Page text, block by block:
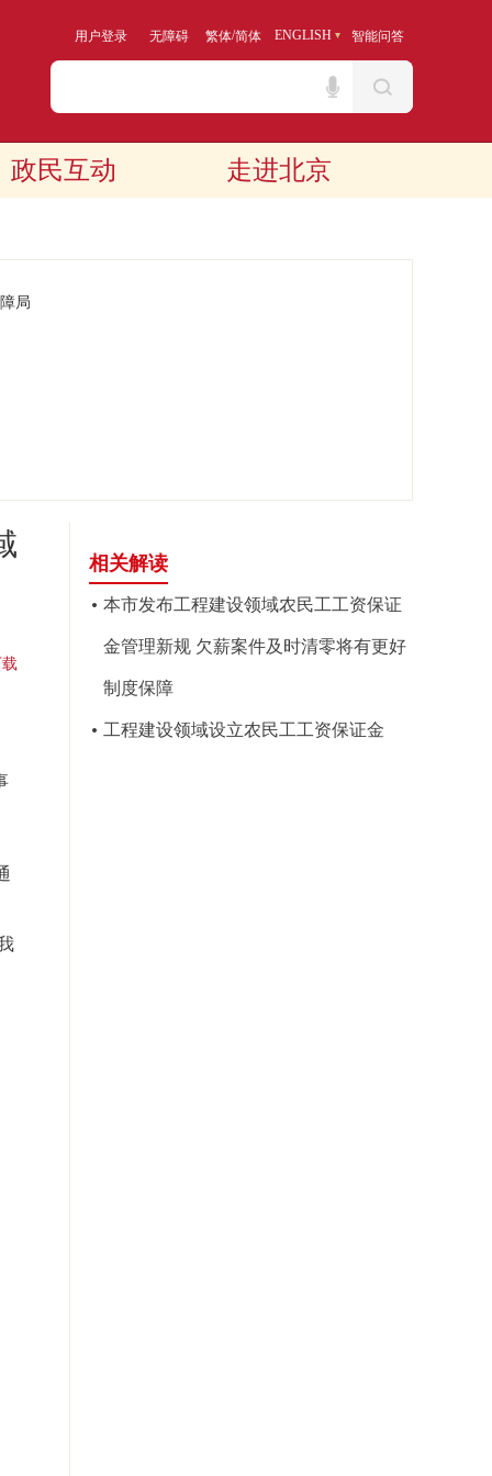
用户登录 无障碍 繁体/简体 ENGLISH 智能问答
政民互动 走进北京
局
相关解读
本市发布工程建设领域农民工工资保证
金管理新规 欠薪案件及时清零将有更好
制度保障
工程建设领域设立农民工工资保证金